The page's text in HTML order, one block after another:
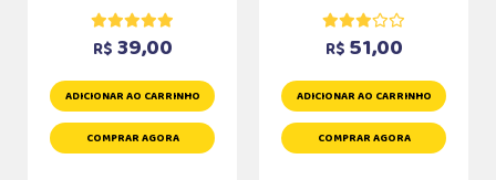
R$ 39,00
ADICIONAR AO CARRINHO
COMPRAR AGORA
R$ 51,00
ADICIONAR AO CARRINHO
COMPRAR AGORA